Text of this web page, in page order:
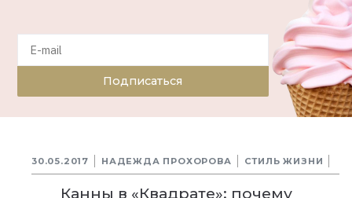
Подписаться
30.05.2017 НАДЕЖДА ПРОХОРОВА СТИЛЬ ЖИЗНИ
Канны в «Квадрате»: почему